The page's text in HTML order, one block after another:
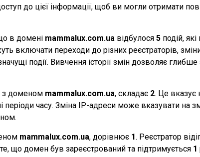
до цієї інформації, щоб ви могли отримати
в домені mammalux.com.ua відбулося 5 подій,
включати переходи до різних реєстраторів,
події. Вивчення історії змін дозволяє
з доменом mammalux.com.ua, складає 2. Це вказує
періоди часу. Зміна IP-адреси може вказувати на
mammalux.com.ua, дорівнює 1. Реєстратор
що домен був зареєстрований та підтримується 1